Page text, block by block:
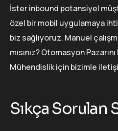
İster inbound potansiyel
özel bir mobil uygulamaya
biz sağlıyoruz. Manuel
mısınız? Otomasyon
Mühendislik için bizimle
Sıkça Sorulan